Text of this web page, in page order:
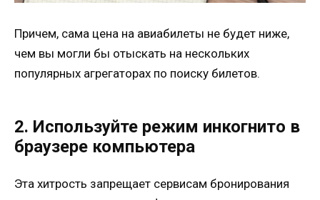
Причем, сама цена на авиабилеты не будет ниже,
чем вы могли бы отыскать на нескольких
популярных агрегаторах по поиску билетов.
2. Используйте режим инкогнито в
браузере компьютера
Эта хитрость запрещает сервисам бронирования